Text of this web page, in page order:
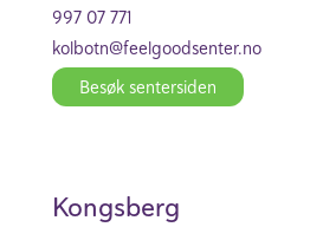
997 07 771
kolbotn@feel­good­se­nter.no
Besøk senter­siden
Kongs­berg